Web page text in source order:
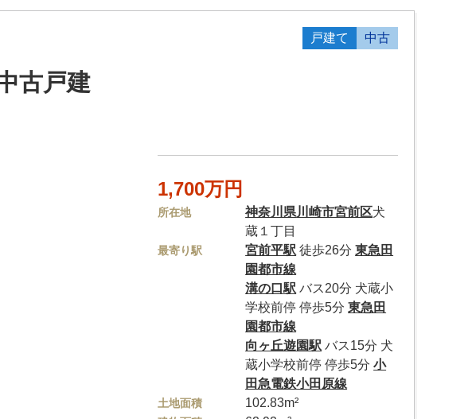
戸建て 中古
古戸建
1,700万円
所在地 神奈川県川崎市宮前区犬
蔵１丁目
最寄り駅 宮前平駅 徒歩26分東急田
園都市線
溝の口駅 バス20分 犬蔵小
学校前停 停歩5分東急田
園都市線
向ヶ丘遊園駅 バス15分 犬
蔵小学校前停 停歩5分小
田急電鉄小田原線
土地面積 102.83m²